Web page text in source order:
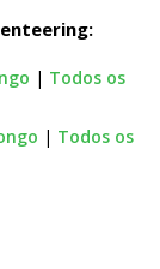
| Todos os
| Todos os